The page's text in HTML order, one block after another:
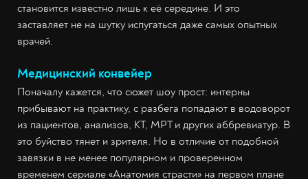
становится известно лишь к её середине. И это
заставляет не на шутку испугаться даже самых опытных
врачей.
Медицинский конвейер
Поначалу кажется, что сюжет шоу прост: интерны
прибывают на практику, с разбега попадают в водоворот
из пациентов, анализов, КТ, МРТ и других аббревиатур. В
это буйство тянет и зрителя. Но в отличие от подобной
завязки в не менее популярном и проверенном
временем сериале «Анатомия страсти» на первом плане